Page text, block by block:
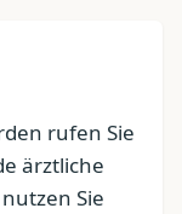
rufen Sie
ärztliche
Sie